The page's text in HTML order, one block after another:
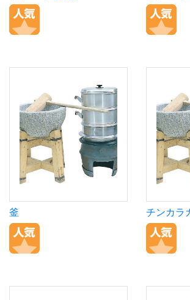
釜 チンカラ